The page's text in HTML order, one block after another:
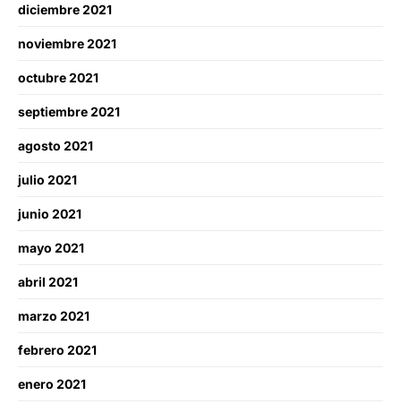
diciembre 2021
noviembre 2021
octubre 2021
septiembre 2021
agosto 2021
julio 2021
junio 2021
mayo 2021
abril 2021
marzo 2021
febrero 2021
enero 2021